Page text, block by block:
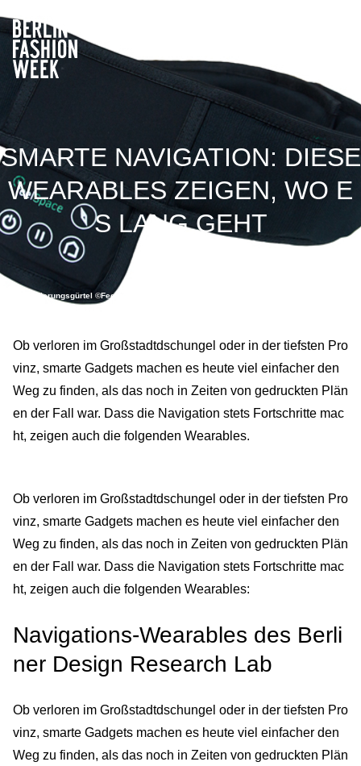
SMARTE NAVIGATION: DIESE
WEARABLES ZEIGEN, WO E
S LANG GEHT
Orientierungsgürtel ©Feelspace
Ob verloren im Großstadtdschungel oder in der tiefsten Pro
vinz, smarte Gadgets machen es heute viel einfacher den
Weg zu finden, als das noch in Zeiten von gedruckten Plän
en der Fall war. Dass die Navigation stets Fortschritte mac
ht, zeigen auch die folgenden Wearables.
Ob verloren im Großstadtdschungel oder in der tiefsten Pro
vinz, smarte Gadgets machen es heute viel einfacher den
Weg zu finden, als das noch in Zeiten von gedruckten Plän
en der Fall war. Dass die Navigation stets Fortschritte mac
ht, zeigen auch die folgenden Wearables:
Navigations-Wearables des Berli
ner Design Research Lab
Ob verloren im Großstadtdschungel oder in der tiefsten Pro
vinz, smarte Gadgets machen es heute viel einfacher den
Weg zu finden, als das noch in Zeiten von gedruckten Plän